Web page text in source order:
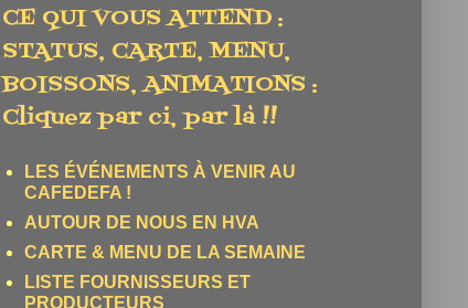
CE QUI VOUS ATTEND :
STATUS, CARTE, MENU,
BOISSONS, ANIMATIONS :
Cliquez par ci, par là !!
LES ÉVÉNEMENTS À VENIR AU
CAFEDEFA !
AUTOUR DE NOUS EN HVA
CARTE & MENU DE LA SEMAINE
LISTE FOURNISSEURS ET
PRODUCTEURS